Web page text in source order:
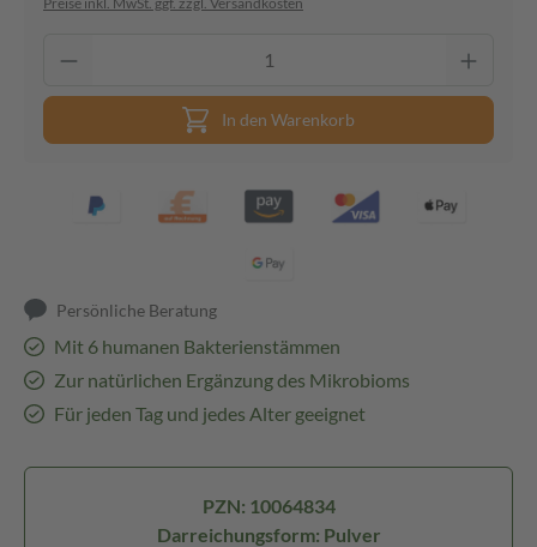
In den Warenkorb
Persönliche Beratung
Mit 6 humanen Bakterienstämmen
Zur natürlichen Ergänzung des Mikrobioms
Für jeden Tag und jedes Alter geeignet
PZN: 10064834
Darreichungsform: Pulver